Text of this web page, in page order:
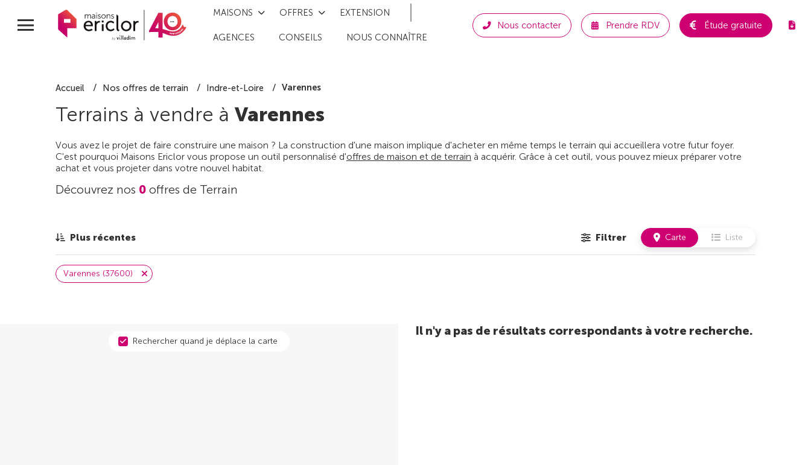
MAISONS OFFRES EXTENSION
AGENCES CONSEILS NOUS CONNAÎTRE
Nous contacter Prendre RDV Étude gratuite
Accueil Nos offres de terrain Indre-et-Loire Varennes
Terrains à vendre à Varennes
Vous avez le projet de faire construire une maison ? La construction d'une maison implique d'acheter en même temps le terrain qui accueillera votre futur foyer.
C'est pourquoi Maisons Ericlor vous propose un outil personnalisé d'offres de maison et de terrain à acquérir. Grâce à cet outil, vous pouvez mieux préparer votre
achat et vous projeter dans votre nouvel habitat.
Découvrez nos 0 offres de Terrain
Plus récentes Filtrer Carte Liste
Varennes (37600)
Rechercher quand je déplace la carte
Il n'y a pas de résultats correspondants à votre recherche.